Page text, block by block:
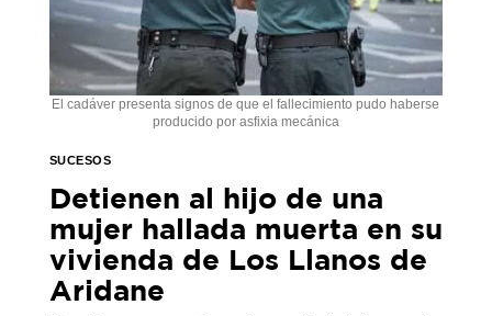
El cadáver presenta signos de que el fallecimiento pudo haberse
producido por asfixia mecánica
SUCESOS
Detienen al hijo de una
mujer hallada muerta en su
vivienda de Los Llanos de
Aridane